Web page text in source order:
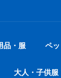
品・服 ペ
大人・子供服